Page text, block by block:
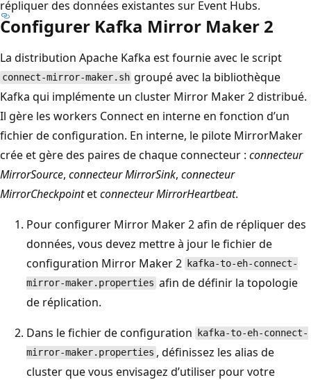
répliquer des données existantes sur Event Hubs.
Configurer Kafka Mirror Maker 2
La distribution Apache Kafka est fournie avec le script
connect-mirror-maker.sh groupé avec la bibliothèque
Kafka qui implémente un cluster Mirror Maker 2 distribué.
Il gère les workers Connect en interne en fonction d’un
fichier de configuration. En interne, le pilote MirrorMaker
crée et gère des paires de chaque connecteur : connecteur
MirrorSource, connecteur MirrorSink, connecteur
MirrorCheckpointetconnecteur MirrorHeartbeat.
Pour configurer Mirror Maker 2 afin de répliquer des
données, vous devez mettre à jour le fichier de
configuration Mirror Maker 2
kafka-to-eh-connect-
mirror-maker.properties afin de définir la topologie
de réplication.
Dans le fichier de configuration
kafka-to-eh-connect-
mirror-maker.properties , définissez les alias de
cluster que vous envisagez d’utiliser pour votre